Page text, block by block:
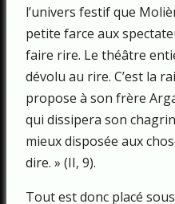
l’univers festif que
petite farce aux
faire rire. Le théâtre
dévolu au rire. C’est la
propose à son frère
qui dissipera son
mieux disposée aux
dire. » (II, 9).
Tout est donc placé